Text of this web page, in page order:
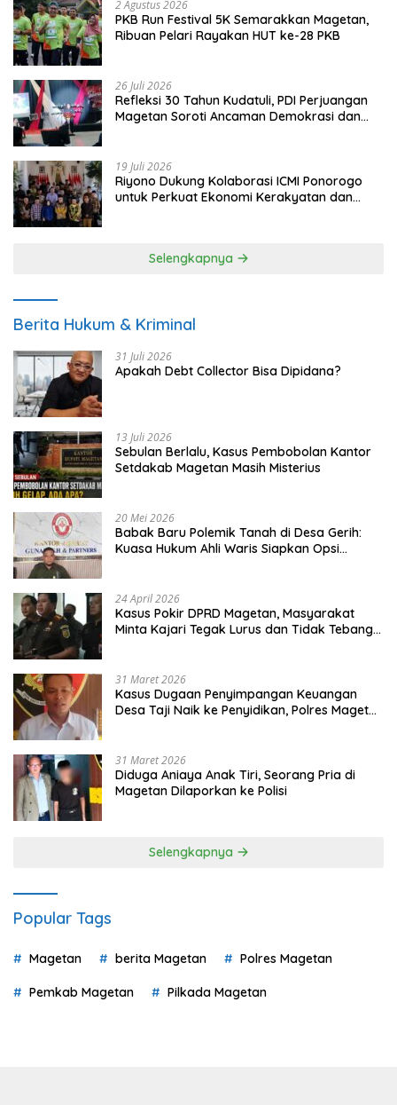
2 Agustus 2026
PKB Run Festival 5K Semarakkan Magetan,
Ribuan Pelari Rayakan HUT ke-28 PKB
26 Juli 2026
Refleksi 30 Tahun Kudatuli, PDI Perjuangan
Magetan Soroti Ancaman Demokrasi dan
19 Juli 2026
Riyono Dukung Kolaborasi ICMI Ponorogo
untuk Perkuat Ekonomi Kerakyatan dan
Selengkapnya
Berita Hukum & Kriminal
31 Juli 2026
Apakah Debt Collector Bisa Dipidana?
13 Juli 2026
Sebulan Berlalu, Kasus Pembobolan Kantor
Setdakab Magetan Masih Misterius
20 Mei 2026
Babak Baru Polemik Tanah di Desa Gerih:
Kuasa Hukum Ahli Waris Siapkan Opsi
24 April 2026
Kasus Pokir DPRD Magetan, Masyarakat
Minta Kajari Tegak Lurus dan Tidak Tebang
31 Maret 2026
Kasus Dugaan Penyimpangan Keuangan
Desa Taji Naik ke Penyidikan, Polres Magetan
31 Maret 2026
Diduga Aniaya Anak Tiri, Seorang Pria di
Magetan Dilaporkan ke Polisi
Selengkapnya
Popular Tags
Magetan berita Magetan Polres Magetan
Pemkab Magetan Pilkada Magetan